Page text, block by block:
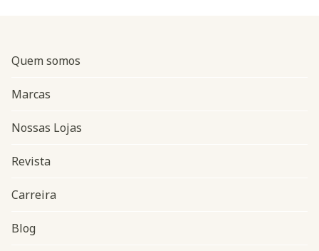
Navegação do rodapé
Quem somos
Marcas
Nossas Lojas
Revista
Carreira
Blog